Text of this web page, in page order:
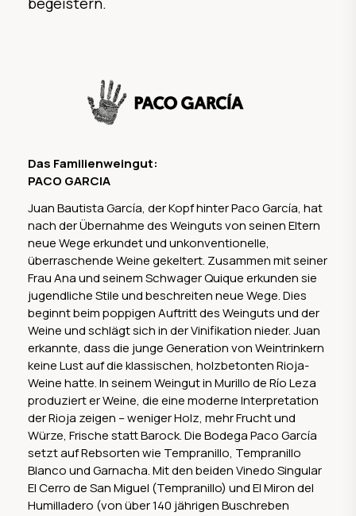
Das Familienweingut:
PACO GARCIA
Juan Bautista García, der Kopf hinter Paco García, hat
nach der Übernahme des Weinguts von seinen Eltern
neue Wege erkundet und unkonventionelle,
überraschende Weine gekeltert. Zusammen mit seiner
Frau Ana und seinem Schwager Quique erkunden sie
jugendliche Stile und beschreiten neue Wege. Dies
beginnt beim poppigen Auftritt des Weinguts und der
Weine und schlägt sich in der Vinifikation nieder. Juan
erkannte, dass die junge Generation von Weintrinkern
keine Lust auf die klassischen, holzbetonten Rioja-
Weine hatte. In seinem Weingut in Murillo de Río Leza
produziert er Weine, die eine moderne Interpretation
der Rioja zeigen – weniger Holz, mehr Frucht und
Würze, Frische statt Barock. Die Bodega Paco García
setzt auf Rebsorten wie Tempranillo, Tempranillo
Blanco und Garnacha. Mit den beiden Vinedo Singular
El Cerro de San Miguel (Tempranillo) und El Miron del
Humilladero (von über 140 jährigen Buschreben